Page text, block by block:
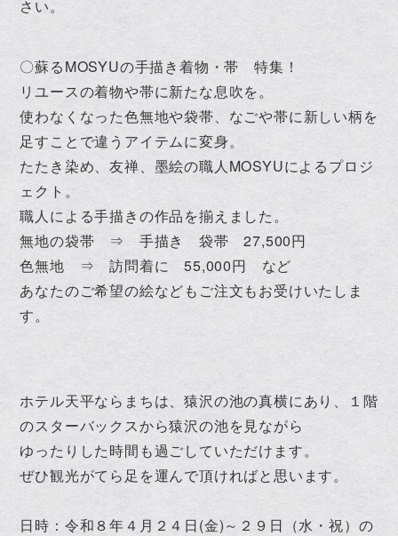
さい。
〇蘇るMOSYUの手描き着物・帯 特集！
リユースの着物や帯に新たな息吹を。
使わなくなった色無地や袋帯、なごや帯に新しい柄を
足すことで違うアイテムに変身。
たたき染め、友禅、墨絵の職人MOSYUによるプロジ
ェクト。
職人による手描きの作品を揃えました。
無地の袋帯 ⇒ 手描き 袋帯 27,500円
色無地 ⇒ 訪問着に 55,000円 など
あなたのご希望の絵などもご注文もお受けいたしま
す。
ホテル天平ならまちは、猿沢の池の真横にあり、１階
のスターバックスから猿沢の池を見ながら
ゆったりした時間も過ごしていただけます。
ぜひ観光がてら足を運んで頂ければと思います。
日時：令和８年４月２４日(金)～２９日（水・祝）の